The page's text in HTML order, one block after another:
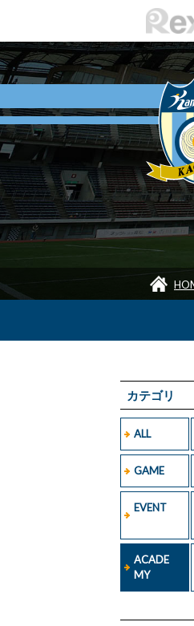
カテゴリ
ALL
GAME
EVENT
ACADE
MY